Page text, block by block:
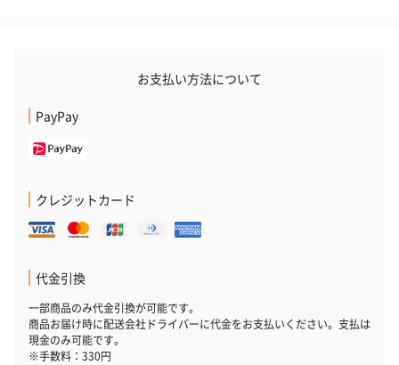
お支払い方法について
PayPay
クレジットカード
代金引換
一部商品のみ代金引換が可能です。
商品お届け時に配送会社ドライバーに代金をお支払いください。支払は
現金のみ可能です。
※手数料：330円